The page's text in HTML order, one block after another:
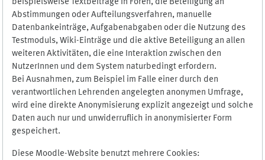
beispielsweise Textbeiträge in Foren, die Beteiligung an
Abstimmungen oder Aufteilungsverfahren, manuelle
Datenbankeinträge, Aufgabenabgaben oder die Nutzung des
Testmoduls, Wiki-Einträge und die aktive Beteiligung an allen
weiteren Aktivitäten, die eine Interaktion zwischen den
NutzerInnen und dem System naturbedingt erfordern.
Bei Ausnahmen, zum Beispiel im Falle einer durch den
verantwortlichen Lehrenden angelegten anonymen Umfrage,
wird eine direkte Anonymisierung explizit angezeigt und solche
Daten auch nur und unwiderruflich in anonymisierter Form
gespeichert.
Diese Moodle-Website benutzt mehrere Cookies: